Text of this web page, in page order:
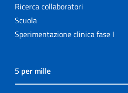
Ricerca collaboratori
Scuola
Sperimentazione clinica fase I
5 per mille